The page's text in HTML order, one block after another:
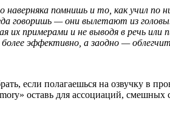
наверняка помнишь и то, как учил
говоришь — они вылетают из
их примерами и не выводя в речь
эффективно, а заодно —
если полагаешься на озвучку в
оставь для ассоциаций,